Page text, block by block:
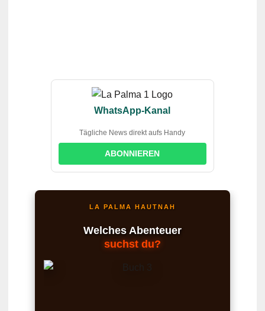
WhatsApp-Kanal
Tägliche News direkt aufs Handy
ABONNIEREN
LA PALMA HAUTNAH
Welches Abenteuer
suchst du?